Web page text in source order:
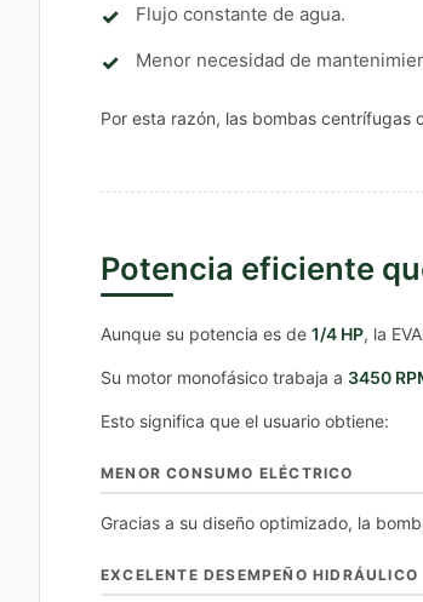
Flujo constante de agua.
Menor necesidad de
Por esta razón, las bombas centrífugas
Potencia eficiente
Aunque su potencia es de 1/4 HP, la
Su motor monofásico trabaja a 3450
Esto significa que el usuario obtiene:
MENOR CONSUMO ELÉCTRICO
Gracias a su diseño optimizado, la
EXCELENTE DESEMPEÑO HIDRÁULICO